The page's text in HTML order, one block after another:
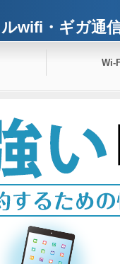
wifi・ギガ通
Wi-